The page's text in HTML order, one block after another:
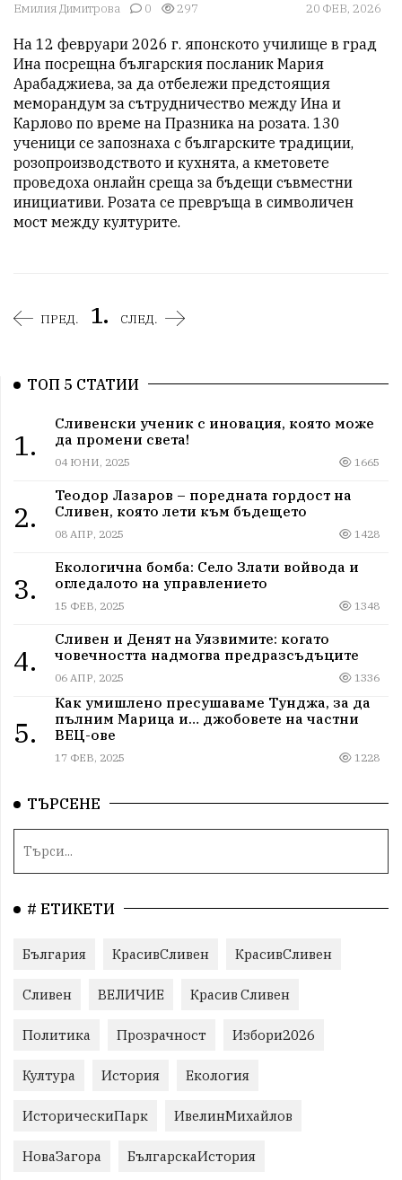
Емилия Димитрова 0 297 20 ФЕВ, 2026
На 12 февруари 2026 г. японското училище в град
Ина посрещна българския посланик Мария
Арабаджиева, за да отбележи предстоящия
меморандум за сътрудничество между Ина и
Карлово по време на Празника на розата. 130
ученици се запознаха с българските традиции,
розопроизводството и кухнята, а кметовете
проведоха онлайн среща за бъдещи съвместни
инициативи. Розата се превръща в символичен
мост между културите.
ПРЕД. 1. СЛЕД.
ТОП 5 СТАТИИ
1.
Сливенски ученик с иновация, която може
да промени света!
04 ЮНИ, 2025 1665
2.
Теодор Лазаров – поредната гордост на
Сливен, която лети към бъдещето
08 АПР, 2025 1428
3.
Екологична бомба: Село Злати войвода и
огледалото на управлението
15 ФЕВ, 2025 1348
4.
Сливен и Денят на Уязвимите: когато
човечността надмогва предразсъдъците
06 АПР, 2025 1336
5.
Как умишлено пресушаваме Тунджа, за да
пълним Марица и… джобовете на частни
ВЕЦ-ове
17 ФЕВ, 2025 1228
ТЪРСЕНЕ
# ЕТИКЕТИ
България КрасивСливен КрасивСливен
Сливен ВЕЛИЧИЕ Красив Сливен
Политика Прозрачност Избори2026
Култура История Екология
ИсторическиПарк ИвелинМихайлов
НоваЗагора БългарскаИстория